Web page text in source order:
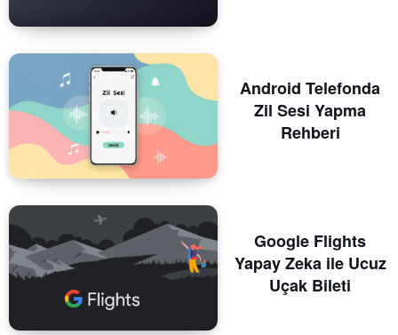
Android Telefonda
Zil Sesi Yapma
Rehberi
Google Flights
Yapay Zeka ile Ucuz
Uçak Bileti